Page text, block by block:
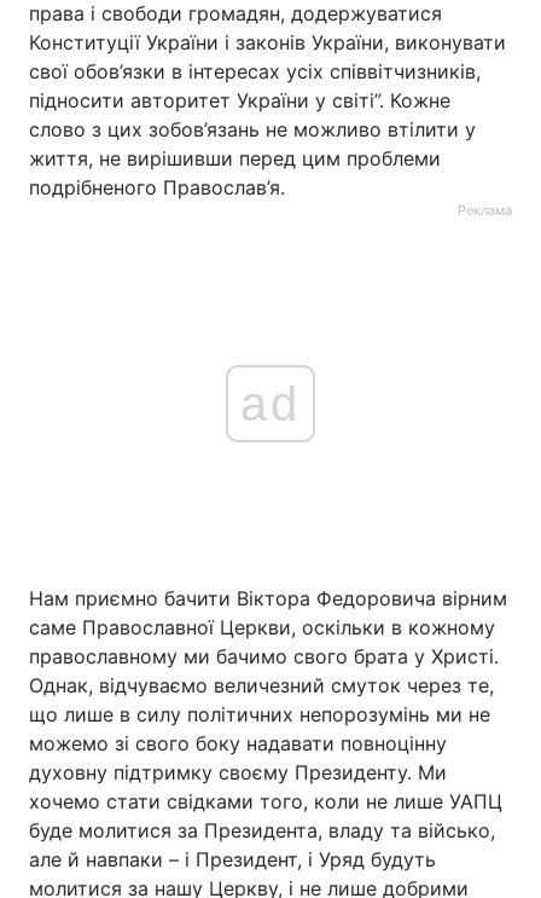
права і свободи громадян, додержуватися
Конституції України і законів України, виконувати
свої обов’язки в інтересах усіх співвітчизників,
підносити авторитет України у світі”. Кожне
слово з цих зобов’язань не можливо втілити у
життя, не вирішивши перед цим проблеми
подрібненого Православ’я.
Реклама
ad
Нам приємно бачити Віктора Федоровича вірним
саме Православної Церкви, оскільки в кожному
православному ми бачимо свого брата у Христі.
Однак, відчуваємо величезний смуток через те,
що лише в силу політичних непорозумінь ми не
можемо зі свого боку надавати повноцінну
духовну підтримку своєму Президенту. Ми
хочемо стати свідками того, коли не лише УАПЦ
буде молитися за Президента, владу та військо,
але й навпаки – і Президент, і Уряд будуть
молитися за нашу Церкву, і не лише добрими